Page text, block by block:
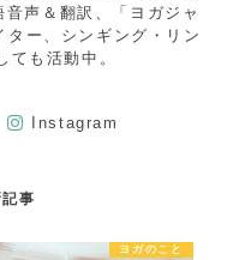
声＆翻訳、「ヨガジャ
ター、シンギング・リン
も活動中。
Instagram
事
ヨガのこと